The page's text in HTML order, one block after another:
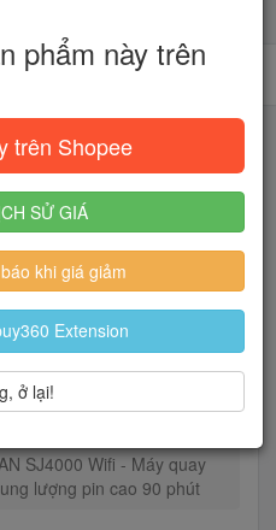
kiếm
đến 🔥...
Flycam
Máy quay phim
SJ4000 Wifi - Máy quay
lượng pin cao 90 phút
phẩm này trên
trên Shopee
SỬ GIÁ
khi giá giảm
Extension
ở lại!